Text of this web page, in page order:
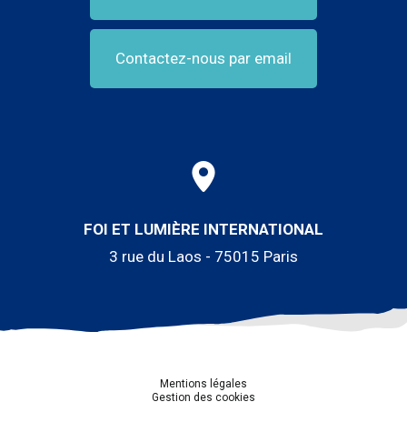
Contactez-nous par email
FOI ET LUMIÈRE INTERNATIONAL
3 rue du Laos - 75015 Paris
Mentions légales
Gestion des cookies